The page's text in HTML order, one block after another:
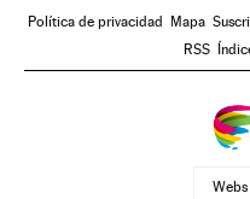
Política de privacidad Mapa
RSS
Webs